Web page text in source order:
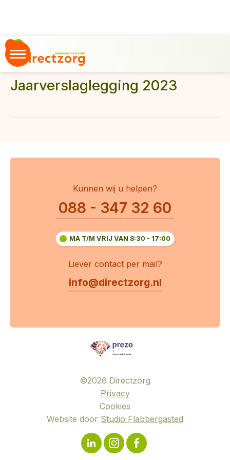
Home Jaarverslaglegging 2023
Jaarverslaglegging 2023
Kunnen wij u helpen?
088 - 347 32 60
MA T/M VRIJ VAN 8:30 - 17:00
Liever contact per mail?
info@directzorg.nl
©2026 Directzorg
Privacy
Cookies
Website door Studio Flabbergasted